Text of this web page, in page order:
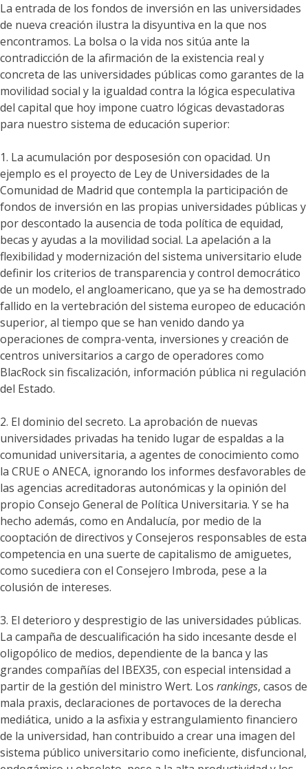
La entrada de los fondos de inversión en las universidades
de nueva creación ilustra la disyuntiva en la que nos
encontramos. La bolsa o la vida nos sitúa ante la
contradicción de la afirmación de la existencia real y
concreta de las universidades públicas como garantes de la
movilidad social y la igualdad contra la lógica especulativa
del capital que hoy impone cuatro lógicas devastadoras
para nuestro sistema de educación superior:
1. La acumulación por desposesión con opacidad. Un
ejemplo es el proyecto de Ley de Universidades de la
Comunidad de Madrid que contempla la participación de
fondos de inversión en las propias universidades públicas y
por descontado la ausencia de toda política de equidad,
becas y ayudas a la movilidad social. La apelación a la
flexibilidad y modernización del sistema universitario elude
definir los criterios de transparencia y control democrático
de un modelo, el angloamericano, que ya se ha demostrado
fallido en la vertebración del sistema europeo de educación
superior, al tiempo que se han venido dando ya
operaciones de compra-venta, inversiones y creación de
centros universitarios a cargo de operadores como
BlacRock sin fiscalización, información pública ni regulación
del Estado.
2. El dominio del secreto. La aprobación de nuevas
universidades privadas ha tenido lugar de espaldas a la
comunidad universitaria, a agentes de conocimiento como
la CRUE o ANECA, ignorando los informes desfavorables de
las agencias acreditadoras autonómicas y la opinión del
propio Consejo General de Política Universitaria. Y se ha
hecho además, como en Andalucía, por medio de la
cooptación de directivos y Consejeros responsables de esta
competencia en una suerte de capitalismo de amiguetes,
como sucediera con el Consejero Imbroda, pese a la
colusión de intereses.
3. El deterioro y desprestigio de las universidades públicas.
La campaña de descualificación ha sido incesante desde el
oligopólico de medios, dependiente de la banca y las
grandes compañías del IBEX35, con especial intensidad a
partir de la gestión del ministro Wert. Los rankings, casos de
mala praxis, declaraciones de portavoces de la derecha
mediática, unido a la asfixia y estrangulamiento financiero
de la universidad, han contribuido a crear una imagen del
sistema público universitario como ineficiente, disfuncional,